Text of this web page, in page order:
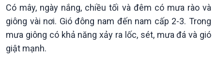
Đảng trong cuộc sống
Nhận diện sự thật
Pháp luật và đời sống
Biên cương - Một dải vững
bền
Có mây, ngày nắng, chiều tối và đêm có mưa rào và
giông vài nơi. Gió đông nam đến nam cấp 2-3. Trong
mưa giông có khả năng xảy ra lốc, sét, mưa đá và gió
giật mạnh.